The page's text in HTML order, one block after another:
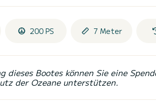
200 PS 7 Meter
dieses Bootes können Sie eine
der Ozeane unterstützen.